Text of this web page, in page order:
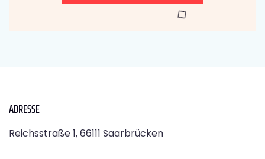
ADRESSE
Reichsstraße 1, 66111 Saarbrücken